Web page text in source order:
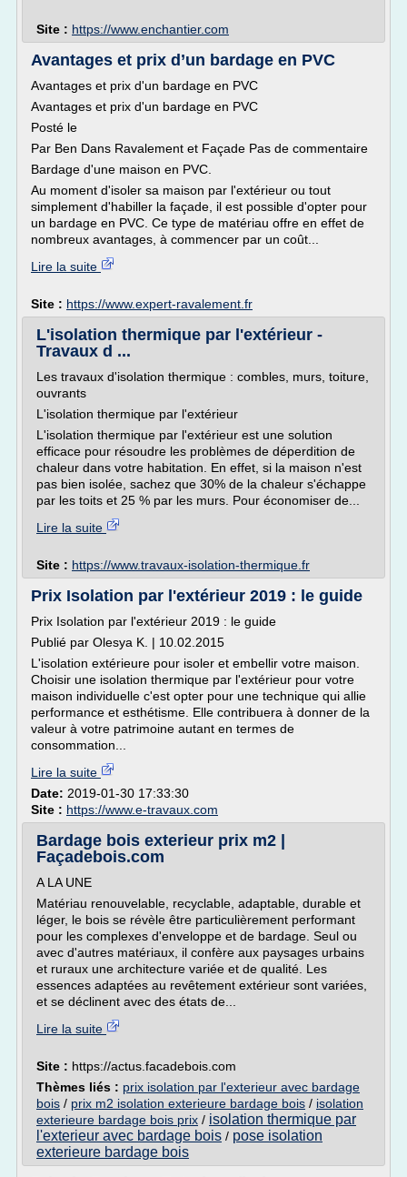
Site : https://www.enchantier.com
Avantages et prix d’un bardage en PVC
Avantages et prix d'un bardage en PVC
Avantages et prix d'un bardage en PVC
Posté le
Par Ben Dans Ravalement et Façade Pas de commentaire
Bardage d'une maison en PVC.
Au moment d'isoler sa maison par l'extérieur ou tout
simplement d'habiller la façade, il est possible d'opter pour
un bardage en PVC. Ce type de matériau offre en effet de
nombreux avantages, à commencer par un coût...
Lire la suite
Site : https://www.expert-ravalement.fr
L'isolation thermique par l'extérieur -
Travaux d ...
Les travaux d'isolation thermique : combles, murs, toiture,
ouvrants
L'isolation thermique par l'extérieur
L'isolation thermique par l'extérieur est une solution
efficace pour résoudre les problèmes de déperdition de
chaleur dans votre habitation. En effet, si la maison n'est
pas bien isolée, sachez que 30% de la chaleur s'échappe
par les toits et 25 % par les murs. Pour économiser de...
Lire la suite
Site : https://www.travaux-isolation-thermique.fr
Prix Isolation par l'extérieur 2019 : le guide
Prix Isolation par l'extérieur 2019 : le guide
Publié par Olesya K. | 10.02.2015
L'isolation extérieure pour isoler et embellir votre maison.
Choisir une isolation thermique par l'extérieur pour votre
maison individuelle c'est opter pour une technique qui allie
performance et esthétisme. Elle contribuera à donner de la
valeur à votre patrimoine autant en termes de
consommation...
Lire la suite
Date: 2019-01-30 17:33:30
Site : https://www.e-travaux.com
Bardage bois exterieur prix m2 |
Façadebois.com
A LA UNE
Matériau renouvelable, recyclable, adaptable, durable et
léger, le bois se révèle être particulièrement performant
pour les complexes d'enveloppe et de bardage. Seul ou
avec d'autres matériaux, il confère aux paysages urbains
et ruraux une architecture variée et de qualité. Les
essences adaptées au revêtement extérieur sont variées,
et se déclinent avec des états de...
Lire la suite
Site : https://actus.facadebois.com
Thèmes liés : prix isolation par l'exterieur avec bardage
bois / prix m2 isolation exterieure bardage bois / isolation
exterieure bardage bois prix / isolation thermique par
l'exterieur avec bardage bois / pose isolation
exterieure bardage bois